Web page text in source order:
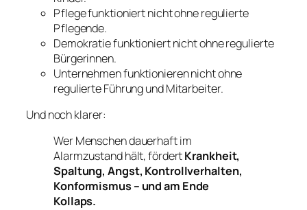
Pflege funktioniert nicht ohne regulierte
Pflegende.
Demokratie funktioniert nicht ohne regulierte
Bürgerinnen.
Unternehmen funktionieren nicht ohne
regulierte Führung und Mitarbeiter.
Und noch klarer:
Wer Menschen dauerhaft im
Alarmzustand hält, fördertKrankheit,
Spaltung, Angst, Kontrollverhalten,
Konformismus – und am Ende
Kollaps.